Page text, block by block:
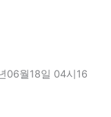
06월18일 04시16